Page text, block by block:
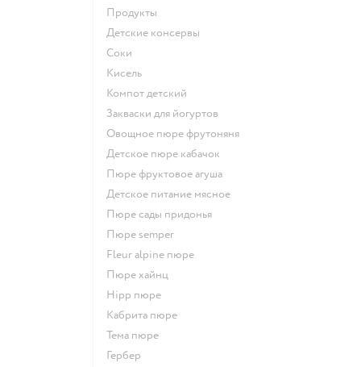
Продукты
детские консервы
Соки
кисель
компот детский
Закваски для йогуртов
овощное пюре фрутоняня
детское пюре кабачок
пюре фруктовое агуша
детское питание мясное
пюре сады придонья
пюре semper
fleur alpine пюре
пюре хайнц
hipp пюре
кабрита пюре
тема пюре
гербер